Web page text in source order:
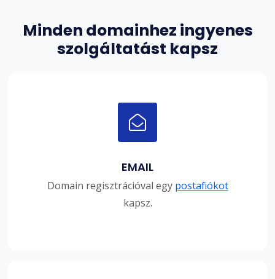
Minden domainhez ingyenes
szolgáltatást kapsz
EMAIL
Domain regisztrációval egy postafiókot
kapsz.